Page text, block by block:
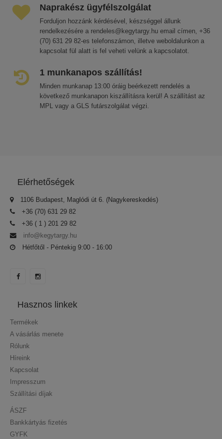
Naprakész ügyfélszolgálat
Forduljon hozzánk kérdésével, készséggel állunk
rendelkezésére a rendeles@kegytargy.hu email címen, +36
(70) 631 29 82-es telefonszámon, illetve weboldalunkon a
kapcsolat fül alatt is fel veheti velünk a kapcsolatot.
1 munkanapos szállítás!
Minden munkanap 13:00 óráig beérkezett rendelés a
következő munkanapon kiszállításra kerül! A szállítást az
MPL vagy a GLS futárszolgálat végzi.
Elérhetőségek
1106 Budapest, Maglódi út 6. (Nagykereskedés)
+36 (70) 631 29 82
+36 ( 1 ) 201 29 82
info@kegytargy.hu
Hétfőtől - Péntekig 9:00 - 16:00
Hasznos linkek
Termékek
A vásárlás menete
Rólunk
Híreink
Kapcsolat
Impresszum
Szállítási díjak
ÁSZF
Bankkártyás fizetés
GYFK